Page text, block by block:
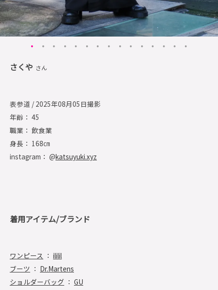
さくや さん
表参道 / 2025年08月05日撮影
年齢： 45
職業： 飲食業
身長： 168㎝
instagram： @katsuyuki.xyz
着用アイテム/ブランド
ワンピース ： ililil
ブーツ ： Dr.Martens
ショルダーバッグ ： GU